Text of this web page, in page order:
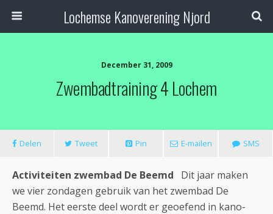
Lochemse Kanoverening Njord
December 31, 2009
Zwembadtraining 4 Lochem
Delen Tweet Pin E-mailen SMS
Activiteiten zwembad De Beemd Dit jaar maken
we vier zondagen gebruik van het zwembad De
Beemd. Het eerste deel wordt er geoefend in kano-